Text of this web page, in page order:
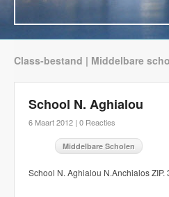
Class-bestand | Middelbare
School N. Aghialou
6 Maart 2012 | 0 Reacties
Middelbare Scholen
School N. Aghialou N.Anchialos